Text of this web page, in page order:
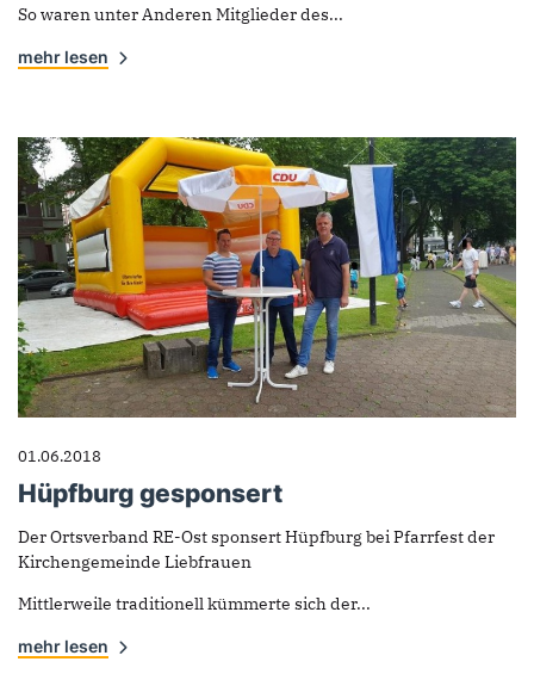
So waren unter Anderen Mitglieder des...
mehr lesen
01.06.2018
Hüpfburg gesponsert
Der Ortsverband RE-Ost sponsert Hüpfburg bei Pfarrfest der
Kirchengemeinde Liebfrauen
Mittlerweile traditionell kümmerte sich der...
mehr lesen